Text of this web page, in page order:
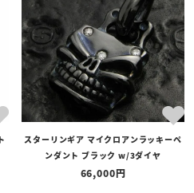
スターリンギア マイクロアンラッキーペ
ンダント ブラック w/3ダイヤ
66,000